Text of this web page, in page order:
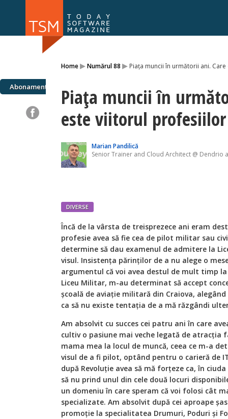
Home▸Numărul 88 ▸ Piața muncii în următorii ani.
Abonamente
Piața muncii în
este viitorul
Marian Pandilică
Senior Trainer and Cloud Architect @ Dendrio
DIVERSE
Încă de la vârsta de treisprezece ani eram
profesie avea să fie cea de pilot militar sau
determine să dau examenul de admitere la
visul. Insistența părinților de a nu alege o
argumentul că voi avea destul de mult timp
Liceu Militar, m-au determinat să accept
școală de aviație militară din Craiova,
ca să nu existe tentația de a mă răzgândi
Am absolvit cu succes cei patru ani în care
cultiv o pasiune mai veche legată de atracția
mama mea la locul de muncă, ceea ce m-a
visul de a fi pilot, optând pentru o carieră de
după Revoluție avea să mă forțeze ca, în
să nu prind unul din cele două locuri
un domeniu în care speram că voi folosi cât
specializate. Am absolvit după cei aproape
promoție la specialitatea Drumuri, Poduri și